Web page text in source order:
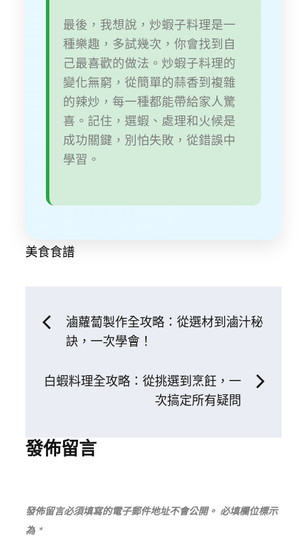
最後，我想說，炒蝦子料理是一
種樂趣，多試幾次，你會找到自
己最喜歡的做法。炒蝦子料理的
變化無窮，從簡單的蒜香到複雜
的辣炒，每一種都能帶給家人驚
喜。記住，選蝦、處理和火候是
成功關鍵，別怕失敗，從錯誤中
學習。
美食食譜
文
覽
滷蘿蔔製作全攻略：從選材到滷汁秘
訣，一次學會！
白蝦料理全攻略：從挑選到烹飪，一
次搞定所有疑問
發佈留言
發佈留言必須填寫的電子郵件地址不會公開。 必填欄位標示
為 *